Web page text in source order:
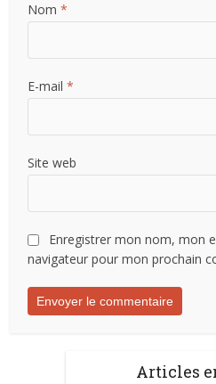
Nom*
E-mail*
Site web
Enregistrer mon nom, mon
navigateur pour mon prochain
Articles